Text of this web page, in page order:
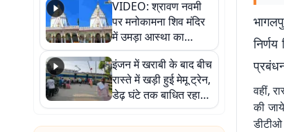
VIDEO: श्रावण नवमी
पर मनोकामना शिव मंदिर
में उमड़ा आस्था का
सैलाब, हर-हर महादेव के
जयघोष से गूंजा परिसर
इंजन में खराबी के बाद बीच
रास्ते में खड़ी हुई मेमू ट्रेन,
डेढ़ घंटे तक बाधित रहा
आवागमन
वहीं,
की
डीटीओ